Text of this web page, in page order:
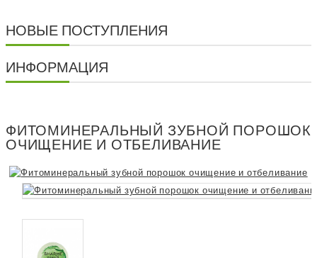
НОВЫЕ ПОСТУПЛЕНИЯ
ИНФОРМАЦИЯ
ФИТОМИНЕРАЛЬНЫЙ ЗУБНОЙ ПОРОШОК
ОЧИЩЕНИЕ И ОТБЕЛИВАНИЕ